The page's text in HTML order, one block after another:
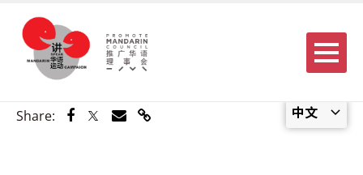
中文
Menu
Share: Share via Facebook
Share via Twitter
Share via Email
Share via Link